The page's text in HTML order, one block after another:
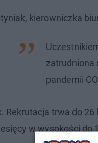
kierowniczka
zatrudniona
pandemii
Rekrutacja trwa do
w wysokości do